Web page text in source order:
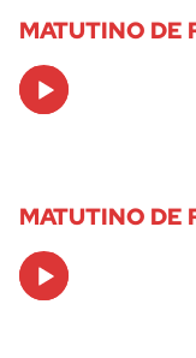
MATUTINO DE
Audio
Player
MATUTINO DE
Audio
Player